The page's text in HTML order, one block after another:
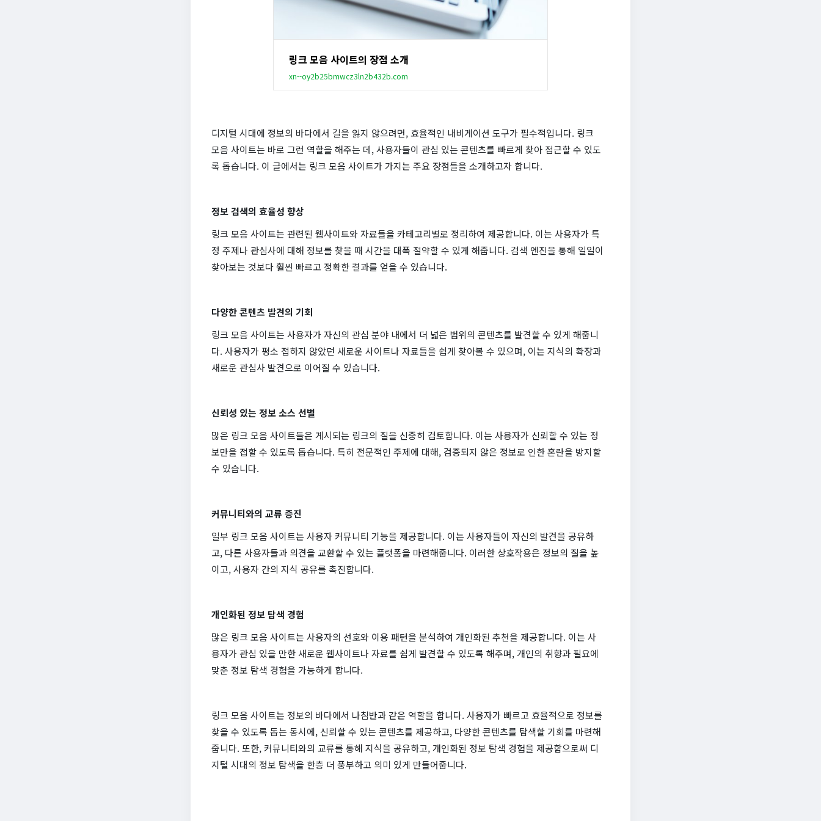
링크 모음 사이트의 장점 소개
xn--oy2b25bmwcz3ln2b432b.com
디지털 시대에 정보의 바다에서 길을 잃지 않으려면, 효율적인 내비게이션 도구가 필수적입니다. 링크
모음 사이트는 바로 그런 역할을 해주는 데, 사용자들이 관심 있는 콘텐츠를 빠르게 찾아 접근할 수 있도
록 돕습니다. 이 글에서는 링크 모음 사이트가 가지는 주요 장점들을 소개하고자 합니다.
정보 검색의 효율성 향상
링크 모음 사이트는 관련된 웹사이트와 자료들을 카테고리별로 정리하여 제공합니다. 이는 사용자가 특
정 주제나 관심사에 대해 정보를 찾을 때 시간을 대폭 절약할 수 있게 해줍니다. 검색 엔진을 통해 일일이
찾아보는 것보다 훨씬 빠르고 정확한 결과를 얻을 수 있습니다.
다양한 콘텐츠 발견의 기회
링크 모음 사이트는 사용자가 자신의 관심 분야 내에서 더 넓은 범위의 콘텐츠를 발견할 수 있게 해줍니
다. 사용자가 평소 접하지 않았던 새로운 사이트나 자료들을 쉽게 찾아볼 수 있으며, 이는 지식의 확장과
새로운 관심사 발견으로 이어질 수 있습니다.
신뢰성 있는 정보 소스 선별
많은 링크 모음 사이트들은 게시되는 링크의 질을 신중히 검토합니다. 이는 사용자가 신뢰할 수 있는 정
보만을 접할 수 있도록 돕습니다. 특히 전문적인 주제에 대해, 검증되지 않은 정보로 인한 혼란을 방지할
수 있습니다.
커뮤니티와의 교류 증진
일부 링크 모음 사이트는 사용자 커뮤니티 기능을 제공합니다. 이는 사용자들이 자신의 발견을 공유하
고, 다른 사용자들과 의견을 교환할 수 있는 플랫폼을 마련해줍니다. 이러한 상호작용은 정보의 질을 높
이고, 사용자 간의 지식 공유를 촉진합니다.
개인화된 정보 탐색 경험
많은 링크 모음 사이트는 사용자의 선호와 이용 패턴을 분석하여 개인화된 추천을 제공합니다. 이는 사
용자가 관심 있을 만한 새로운 웹사이트나 자료를 쉽게 발견할 수 있도록 해주며, 개인의 취향과 필요에
맞춘 정보 탐색 경험을 가능하게 합니다.
링크 모음 사이트는 정보의 바다에서 나침반과 같은 역할을 합니다. 사용자가 빠르고 효율적으로 정보를
찾을 수 있도록 돕는 동시에, 신뢰할 수 있는 콘텐츠를 제공하고, 다양한 콘텐츠를 탐색할 기회를 마련해
줍니다. 또한, 커뮤니티와의 교류를 통해 지식을 공유하고, 개인화된 정보 탐색 경험을 제공함으로써 디
지털 시대의 정보 탐색을 한층 더 풍부하고 의미 있게 만들어줍니다.